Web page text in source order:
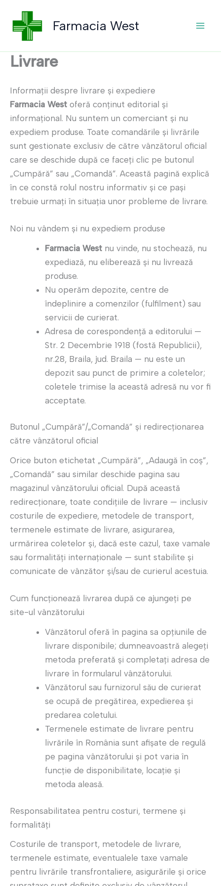
content
Farmacia West
Livrare
Informații despre livrare și expediere
Farmacia West oferă conținut editorial și
informațional. Nu suntem un comerciant și nu
expediem produse. Toate comandările şi livrările
sunt gestionate exclusiv de către vânzătorul oficial
care se deschide după ce faceţi clic pe butonul
„Cumpără” sau „Comandă”. Această pagină explică
în ce constă rolul nostru informativ și ce pași
trebuie urmaţi în situația unor probleme de livrare.
Noi nu vândem și nu expediem produse
Farmacia West nu vinde, nu stochează, nu
expediază, nu eliberează și nu livrează
produse.
Nu operăm depozite, centre de
îndeplinire a comenzilor (fulfilment) sau
servicii de curierat.
Adresa de corespondență a editorului —
Str. 2 Decembrie 1918 (fostă Republicii),
nr.28, Braila, jud. Braila — nu este un
depozit sau punct de primire a coletelor;
coletele trimise la această adresă nu vor fi
acceptate.
Butonul „Cumpără”/„Comandă” și redirecționarea
către vânzătorul oficial
Orice buton etichetat „Cumpără”, „Adaugă în coș”,
„Comandă” sau similar deschide pagina sau
magazinul vânzătorului oficial. După această
redirecționare, toate condițiile de livrare — inclusiv
costurile de expediere, metodele de transport,
termenele estimate de livrare, asigurarea,
urmărirea coletelor și, dacă este cazul, taxe vamale
sau formalități internaționale — sunt stabilite şi
comunicate de vânzător și/sau de curierul acestuia.
Cum funcționează livrarea după ce ajungeţi pe
site-ul vânzătorului
Vânzătorul oferă în pagina sa opţiunile de
livrare disponibile; dumneavoastră alegeţi
metoda preferată şi completaţi adresa de
livrare în formularul vânzătorului.
Vânzătorul sau furnizorul său de curierat
se ocupă de pregătirea, expedierea și
predarea coletului.
Termenele estimate de livrare pentru
livrările în România sunt afișate de regulă
pe pagina vânzătorului și pot varia în
funcție de disponibilitate, locaţie şi
metoda aleasă.
Responsabilitatea pentru costuri, termene şi
formalităţi
Costurile de transport, metodele de livrare,
termenele estimate, eventualele taxe vamale
pentru livrările transfrontaliere, asigurările şi orice